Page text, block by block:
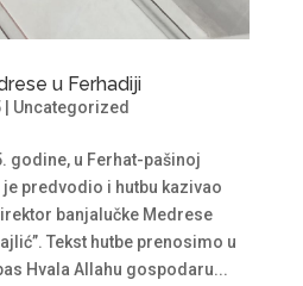
u Ferhadiji
| Uncategorized
godine, u Ferhat-pašinoj
predvodio i hutbu kazivao
banjalučke Medrese
Tekst hutbe prenosimo u
Hvala Allahu gospodaru...